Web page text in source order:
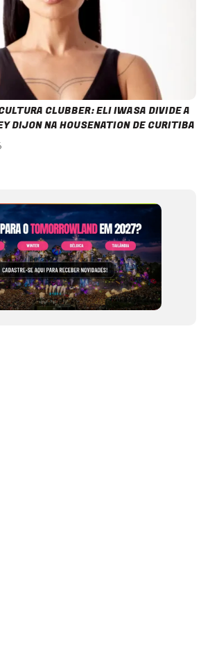
CLUBBER: ELI IWASA DIVIDE A
DIJON NA HOUSENATION DE CURITIBA